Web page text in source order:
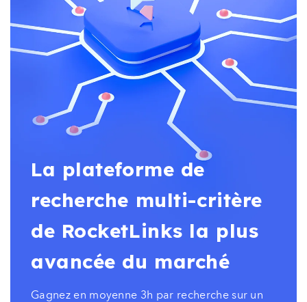
La plateforme de
recherche multi-critère
de RocketLinks la plus
avancée du marché
Gagnez en moyenne 3h par recherche sur un